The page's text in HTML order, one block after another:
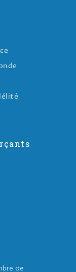
de